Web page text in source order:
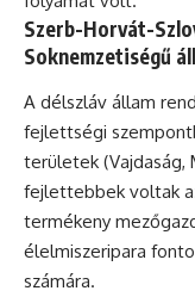
Szerb-Horvát-
Soknemzetiségű
A délszláv állam
fejlettségi
területek (Vajdaság,
fejlettebbek voltak
termékeny
élelmiszeripara
számára.